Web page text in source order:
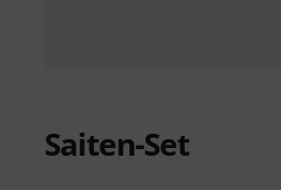
Saiten-Set